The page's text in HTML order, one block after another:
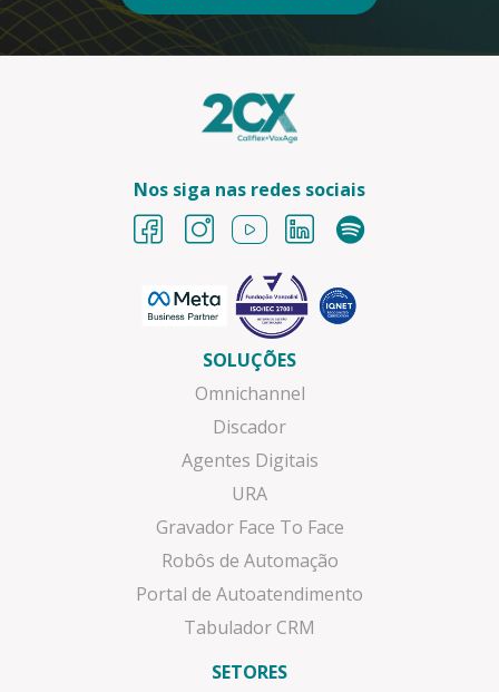
Nos siga nas redes sociais
SOLUÇÕES
Omnichannel
Discador
Agentes Digitais
URA
Gravador Face To Face
Robôs de Automação
Portal de Autoatendimento
Tabulador CRM
SETORES